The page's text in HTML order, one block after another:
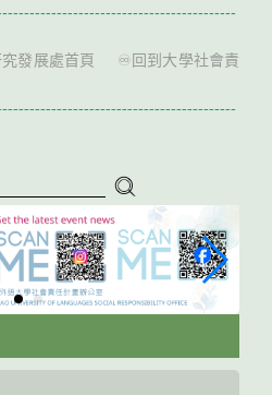
發展處首頁 ♾️ 回到大學社會責